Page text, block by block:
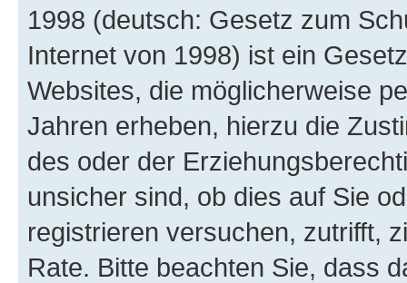
1998 (deutsch: Gesetz zum
Internet von 1998) ist ein
Websites, die möglicherweise
Jahren erheben, hierzu die
des oder der
unsicher sind, ob dies auf Sie
registrieren versuchen, zutrifft,
Rate. Bitte beachten Sie, dass